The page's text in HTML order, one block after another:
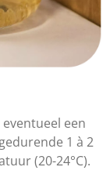
een
1 à 2
(20-24°C).